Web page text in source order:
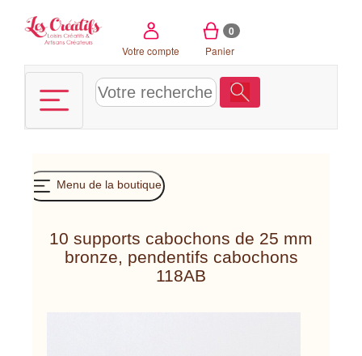
Votre compte
0
Panier
Menu de la boutique
10 supports cabochons de 25 mm
bronze, pendentifs cabochons
118AB